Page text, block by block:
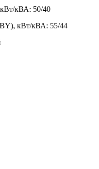
кВА: 50/40
кВт/кВА: 55/44